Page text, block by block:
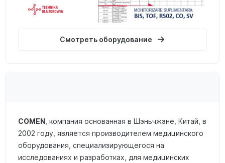
Смотреть оборудование
COMEN , компания основанная в Шэньчжэне, Китай, в
2002 году, является производителем медицинского
оборудования, специализирующегося на
исследованиях и разработках, для медицинских